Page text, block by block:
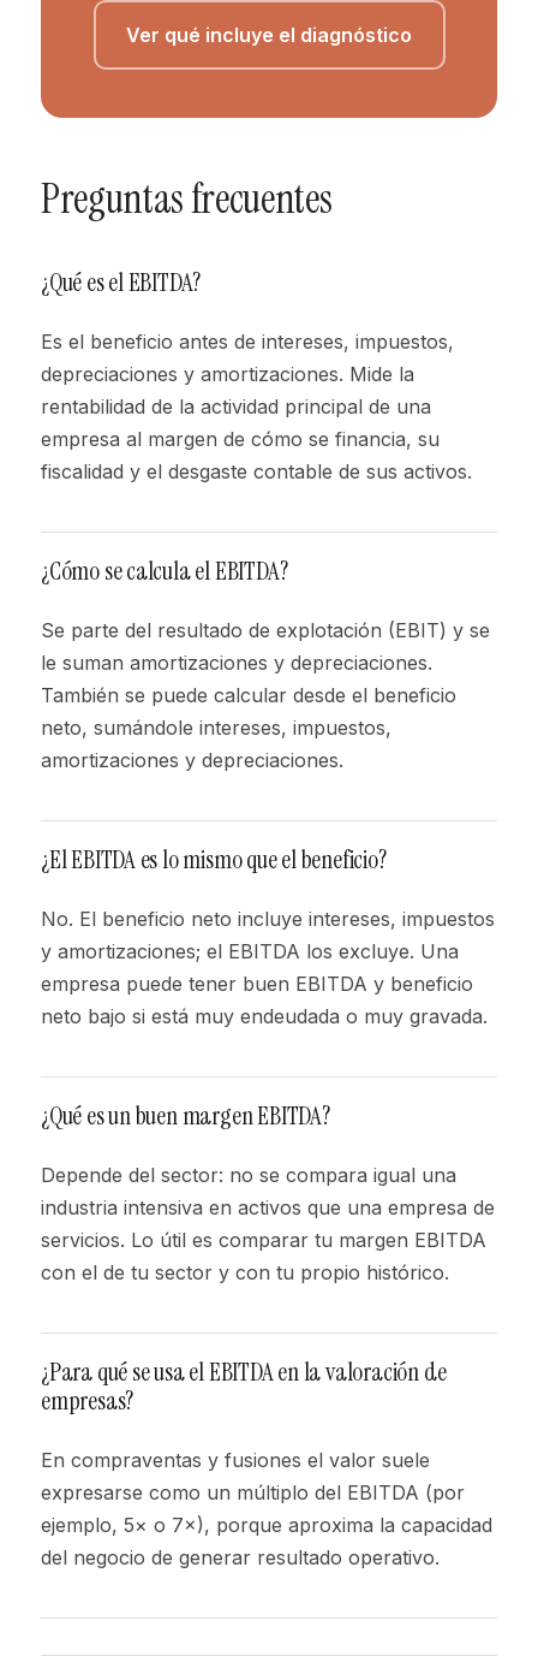
Ver qué incluye el diagnóstico
Preguntas frecuentes
¿Qué es el EBITDA?
Es el beneficio antes de intereses, impuestos,
depreciaciones y amortizaciones. Mide la
rentabilidad de la actividad principal de una
empresa al margen de cómo se financia, su
fiscalidad y el desgaste contable de sus activos.
¿Cómo se calcula el EBITDA?
Se parte del resultado de explotación (EBIT) y se
le suman amortizaciones y depreciaciones.
También se puede calcular desde el beneficio
neto, sumándole intereses, impuestos,
amortizaciones y depreciaciones.
¿El EBITDA es lo mismo que el beneficio?
No. El beneficio neto incluye intereses, impuestos
y amortizaciones; el EBITDA los excluye. Una
empresa puede tener buen EBITDA y beneficio
neto bajo si está muy endeudada o muy gravada.
¿Qué es un buen margen EBITDA?
Depende del sector: no se compara igual una
industria intensiva en activos que una empresa de
servicios. Lo útil es comparar tu margen EBITDA
con el de tu sector y con tu propio histórico.
¿Para qué se usa el EBITDA en la valoración de
empresas?
En compraventas y fusiones el valor suele
expresarse como un múltiplo del EBITDA (por
ejemplo, 5× o 7×), porque aproxima la capacidad
del negocio de generar resultado operativo.